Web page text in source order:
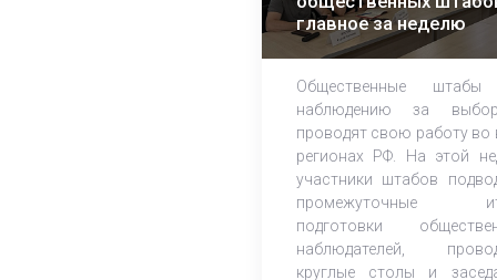
главное за неделю
Общественные
наблюдению за
проводят свою работу во
регионах РФ. На этой
участники штабов
промежуточные
подготовки
наблюдателей,
круглые столы и